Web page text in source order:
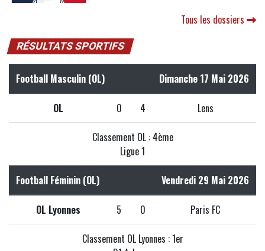
Tous les dossiers
RÉSULTATS SPORTIFS
Football Masculin (OL) Dimanche 17 Mai 2026
OL 0 4 Lens
Classement OL : 4ème
Ligue 1
Football Féminin (OL) Vendredi 29 Mai 2026
OL Lyonnes 5 0 Paris FC
Classement OL Lyonnes : 1er